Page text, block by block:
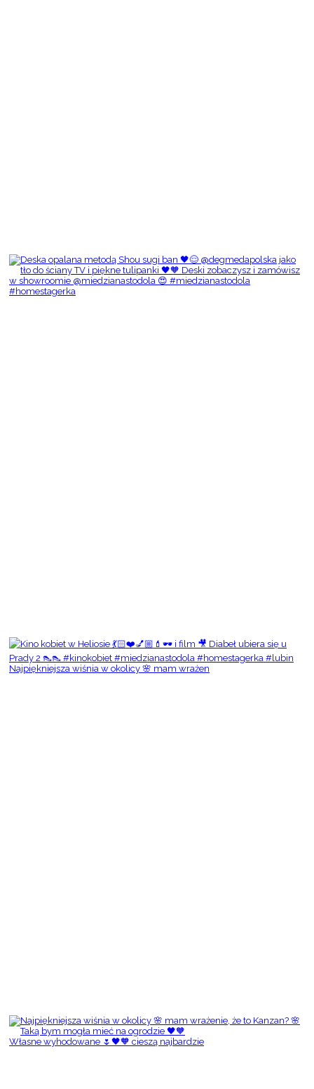
Najpiękniejsza wiśnia w okolicy 🌸 mam wrażen
Własne wyhodowane 🌷🖤🧡 cieszą najbardzie